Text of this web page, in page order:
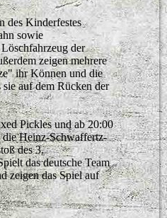
des Kinderfestes
sowie
der
zeigen mehrere
ihr Können und die
auf dem Rücken der
Pickles und ab 20:00
Heinz-Schwaffertz-
des 3.
das deutsche Team
zeigen das Spiel auf